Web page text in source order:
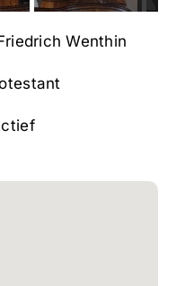
Wenthin